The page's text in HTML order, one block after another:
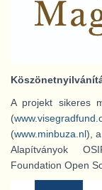
A projekt sikeres
(
(www.minbuza.nl),
Alapítványok
Foundation Open